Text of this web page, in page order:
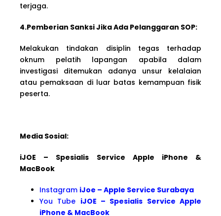
terjaga.
4.Pemberian Sanksi Jika Ada Pelanggaran SOP:
Melakukan tindakan disiplin tegas terhadap
oknum pelatih lapangan apabila dalam
investigasi ditemukan adanya unsur kelalaian
atau pemaksaan di luar batas kemampuan fisik
peserta.
Media Sosial:
iJOE – Spesialis Service Apple iPhone &
MacBook
Instagram iJoe – Apple Service Surabaya
You Tube iJOE – Spesialis Service Apple
iPhone & MacBook